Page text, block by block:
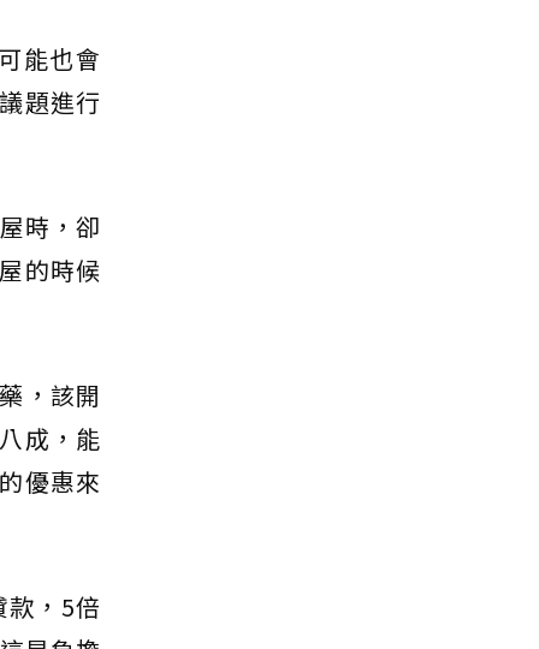
能也會
題進行
時，卻
的時候
，該開
成，能
優惠來
，5倍